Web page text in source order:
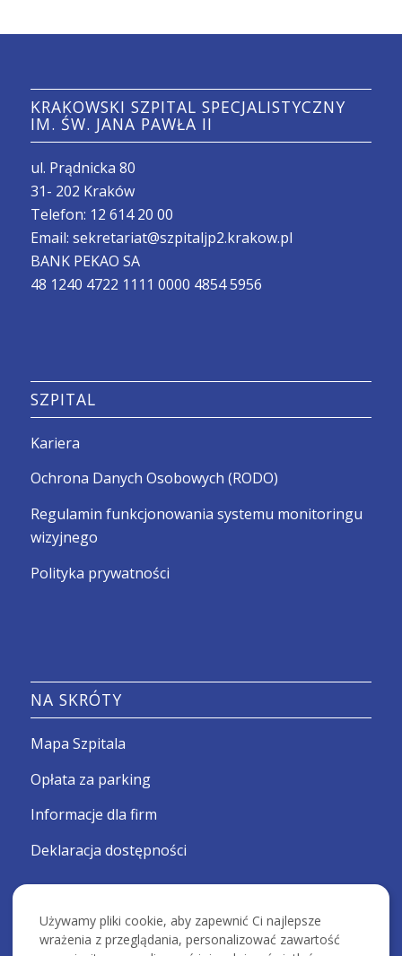
KRAKOWSKI SZPITAL SPECJALISTYCZNY
IM. ŚW. JANA PAWŁA II
ul. Prądnicka 80
31- 202 Kraków
Telefon: 12 614 20 00
Email: sekretariat@szpitaljp2.krakow.pl
BANK PEKAO SA
48 1240 4722 1111 0000 4854 5956
SZPITAL
Kariera
Ochrona Danych Osobowych (RODO)
Regulamin funkcjonowania systemu monitoringu
wizyjnego
Polityka prywatności
NA SKRÓTY
Mapa Szpitala
Opłata za parking
Informacje dla firm
Deklaracja dostępności
Używamy pliki cookie, aby zapewnić Ci najlepsze
wrażenia z przeglądania, personalizować zawartość